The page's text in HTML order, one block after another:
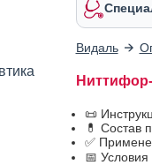
Видаль
📜
💊 Состав
✅
📅